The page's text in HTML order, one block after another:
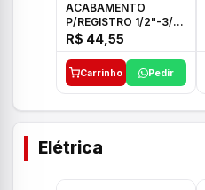
ACABAMENTO
P/REGISTRO 1/2"-3/4"
E 1"C21.PQ DECA
R$ 44,55
Carrinho Pedir
Elétrica